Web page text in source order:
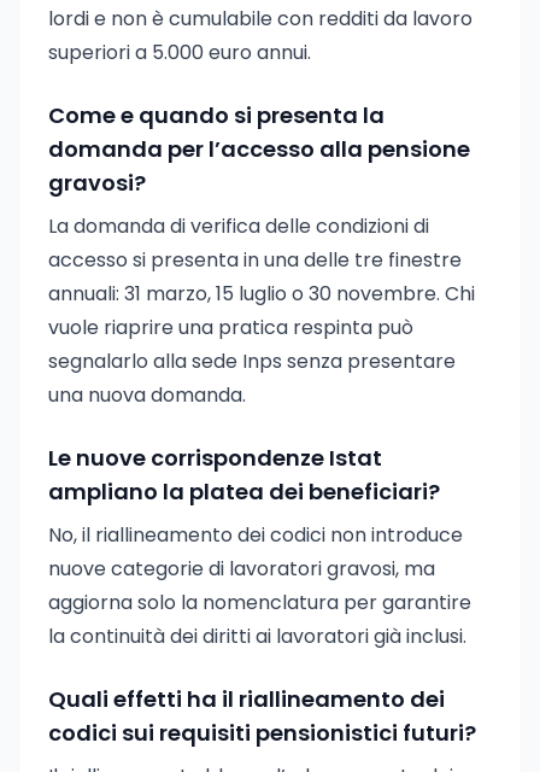
lordi e non è cumulabile con redditi da lavoro
superiori a 5.000 euro annui.
Come e quando si presenta la
domanda per l’accesso alla pensione
gravosi?
La domanda di verifica delle condizioni di
accesso si presenta in una delle tre finestre
annuali: 31 marzo, 15 luglio o 30 novembre. Chi
vuole riaprire una pratica respinta può
segnalarlo alla sede Inps senza presentare
una nuova domanda.
Le nuove corrispondenze Istat
ampliano la platea dei beneficiari?
No, il riallineamento dei codici non introduce
nuove categorie di lavoratori gravosi, ma
aggiorna solo la nomenclatura per garantire
la continuità dei diritti ai lavoratori già inclusi.
Quali effetti ha il riallineamento dei
codici sui requisiti pensionistici futuri?